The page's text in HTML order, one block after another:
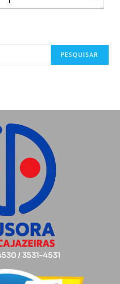
PESQUISAR
/ 3531-4531